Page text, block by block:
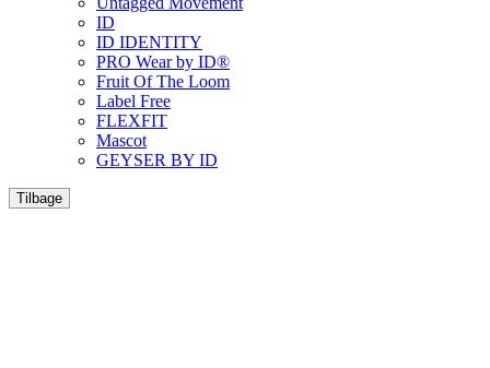
ID
ID IDENTITY
PRO Wear by ID®
Fruit Of The Loom
Label Free
FLEXFIT
Mascot
GEYSER BY ID
Tilbage